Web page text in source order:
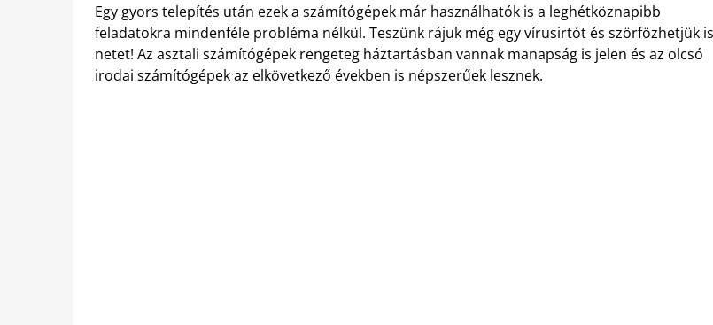
Egy gyors telepítés után ezek a számítógépek már használhatók is a leghétköznapibb
feladatokra mindenféle probléma nélkül. Teszünk rájuk még egy vírusirtót és szörfözhetjük
netet! Az asztali számítógépek rengeteg háztartásban vannak manapság is jelen és az olcsó
irodai számítógépek az elkövetkező években is népszerűek lesznek.